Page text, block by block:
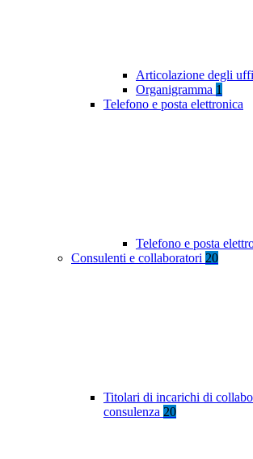
Articolazione degli
Organigramma 1
Telefono e posta elettronica
Telefono e posta
Consulenti e collaboratori 20
Titolari di incarichi di
consulenza 20